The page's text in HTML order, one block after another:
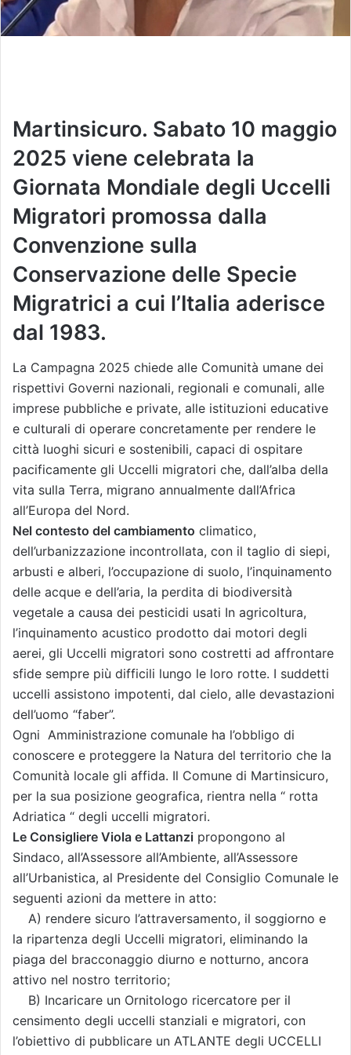
Martinsicuro. Sabato 10 maggio
2025 viene celebrata la
Giornata Mondiale degli Uccelli
Migratori promossa dalla
Convenzione sulla
Conservazione delle Specie
Migratrici a cui l’Italia aderisce
dal 1983.
La Campagna 2025 chiede alle Comunità umane dei
rispettivi Governi nazionali, regionali e comunali, alle
imprese pubbliche e private, alle istituzioni educative
e culturali di operare concretamente per rendere le
città luoghi sicuri e sostenibili, capaci di ospitare
pacificamente gli Uccelli migratori che, dall’alba della
vita sulla Terra, migrano annualmente dall’Africa
all’Europa del Nord.
Nel contesto del cambiamento climatico,
dell’urbanizzazione incontrollata, con il taglio di siepi,
arbusti e alberi, l’occupazione di suolo, l’inquinamento
delle acque e dell’aria, la perdita di biodiversità
vegetale a causa dei pesticidi usati In agricoltura,
l’inquinamento acustico prodotto dai motori degli
aerei, gli Uccelli migratori sono costretti ad affrontare
sfide sempre più difficili lungo le loro rotte. I suddetti
uccelli assistono impotenti, dal cielo, alle devastazioni
dell’uomo “faber”.
Ogni Amministrazione comunale ha l’obbligo di
conoscere e proteggere la Natura del territorio che la
Comunità locale gli affida. Il Comune di Martinsicuro,
per la sua posizione geografica, rientra nella “ rotta
Adriatica “ degli uccelli migratori.
Le Consigliere Viola e Lattanzi propongono al
Sindaco, all’Assessore all’Ambiente, all’Assessore
all’Urbanistica, al Presidente del Consiglio Comunale le
seguenti azioni da mettere in atto:
A) rendere sicuro l’attraversamento, il soggiorno e
la ripartenza degli Uccelli migratori, eliminando la
piaga del bracconaggio diurno e notturno, ancora
attivo nel nostro territorio;
B) Incaricare un Ornitologo ricercatore per il
censimento degli uccelli stanziali e migratori, con
l’obiettivo di pubblicare un ATLANTE degli UCCELLI